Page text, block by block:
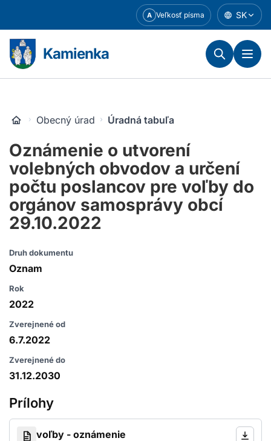
obsahu
A Veľkosť písma SK
Kamienka
Obecný úrad Úradná tabuľa
Oznámenie o utvorení
volebných obvodov a určení
počtu poslancov pre voľby do
orgánov samosprávy obcí
29.10.2022
Druh dokumentu
Oznam
Rok
2022
Zverejnené od
6.7.2022
Zverejnené do
31.12.2030
Prílohy
voľby - oznámenie